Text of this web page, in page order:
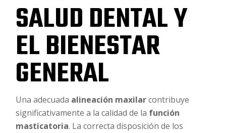
SALUD DENTAL Y
EL BIENESTAR
GENERAL
Una adecuada alineación maxilarcontribuye
significativamente a la calidad de la función
masticatoria. La correcta disposición de los